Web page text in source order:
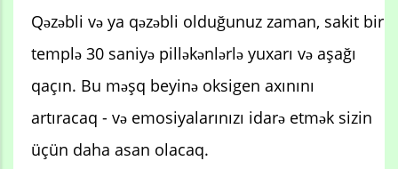
Qəzəbli və ya qəzəbli olduğunuz zaman, sakit bir
templə 30 saniyə pilləkənlərlə yuxarı və aşağı
qaçın. Bu məşq beyinə oksigen axınını
artıracaq - və emosiyalarınızı idarə etmək sizin
üçün daha asan olacaq.